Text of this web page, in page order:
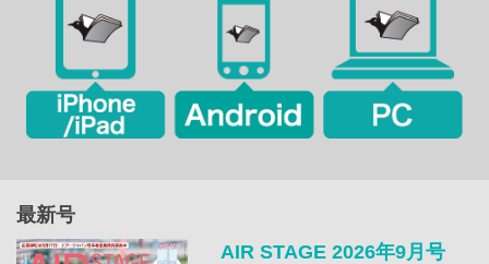
最新号
AIR STAGE 2026年9月号